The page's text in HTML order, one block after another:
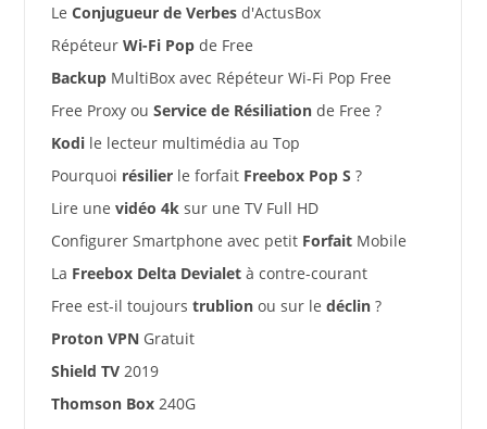
Le Conjugueur de Verbesd'ActusBox
Répéteur Wi-Fi Popde Free
BackupMultiBox avec Répéteur Wi-Fi Pop Free
Free Proxy ou Service de Résiliationde Free ?
Kodile lecteur multimédia au Top
Pourquoi résilierle forfait Freebox Pop S ?
Lire une vidéo 4ksur une TV Full HD
Configurer Smartphone avec petit ForfaitMobile
La Freebox Delta Devialetà contre-courant
Free est-il toujours trublionou sur le déclin?
Proton VPN Gratuit
Shield TV2019
Thomson Box240G